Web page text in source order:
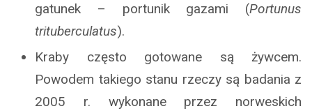
gatunek – portunik gazami (Portunus
trituberculatus).
Kraby często gotowane są żywcem.
Powodem takiego stanu rzeczy są badania z
2005 r. wykonane przez norweskich